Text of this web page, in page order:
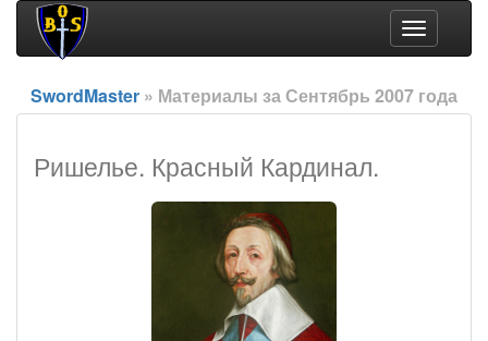
Toggle
navigation
SwordMaster » Материалы за Сентябрь 2007 года
Ришелье. Красный Кардинал.